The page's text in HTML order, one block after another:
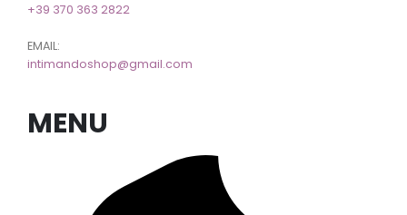
+39 370 363 2822
EMAIL:
intimandoshop@gmail.com
MENU